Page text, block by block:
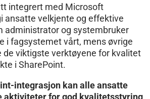
integrert med Microsoft
ansatte velkjente og effektive
administrator og systembruker
i fagsystemet vårt, mens øvrige
de viktigste verktøyene for kvalitet
i SharePoint.
integrasjon kan alle ansatte
aktiviteter for god kvalitetsstyring